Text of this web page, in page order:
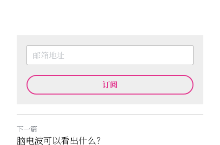
订阅
下一篇
脑电波可以看出什么？